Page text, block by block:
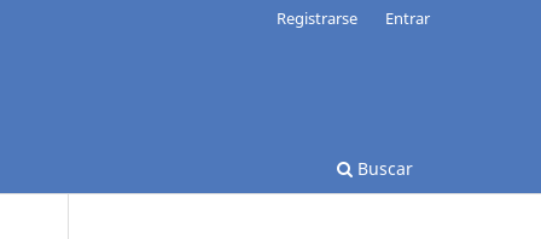
Buscar
Registrarse Entrar